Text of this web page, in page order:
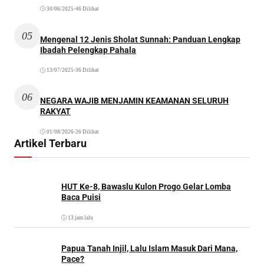
30/06/2025 •46 Dilihat
05
Mengenal 12 Jenis Sholat Sunnah: Panduan Lengkap
Ibadah Pelengkap Pahala
13/07/2025 •36 Dilihat
06
NEGARA WAJIB MENJAMIN KEAMANAN SELURUH
RAKYAT
01/08/2026•26 Dilihat
Artikel Terbaru
HUT Ke-8, Bawaslu Kulon Progo Gelar Lomba
Baca Puisi
13 jam lalu
Papua Tanah Injil, Lalu Islam Masuk Dari Mana,
Pace?